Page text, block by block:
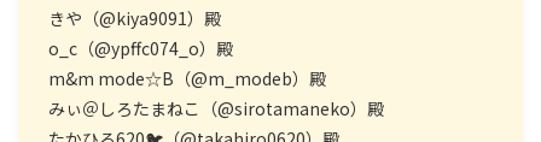
きや（@kiya9091）殿
o_c（@ypffc074_o）殿
m&m mode☆B（@m_modeb）殿
みぃ＠しろたまねこ（@sirotamaneko）殿